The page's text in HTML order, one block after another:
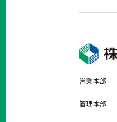
営業本部
管理本部